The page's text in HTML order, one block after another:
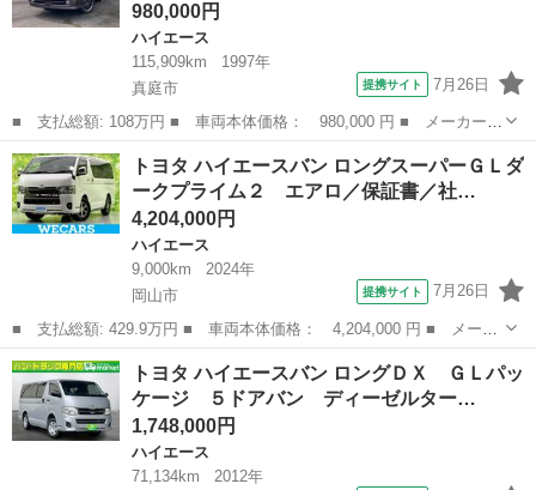
980,000円
ハイエース
115,909km
1997年
真庭市
提携サイト 7月26日
■ 支払総額: 108万円 ■ 車両本体価格： 980,000 円 ■ メーカー
名： トヨタ ■ 車種名： ハイエースワゴン ■ グレード名： ス
ーパーカスタムＧ ＥＴＣ スライドドア サンルーフ ３列シー
ト フルフラット...
岡山 真庭市 ハイエース
トヨタ ハイエースバン ロングスーパーＧＬダ
ークプライム２ エアロ／保証書／社…
4,204,000円
ハイエース
9,000km
2024年
岡山市
提携サイト 7月26日
■ 支払総額: 429.9万円 ■ 車両本体価格： 4,204,000 円 ■ メーカ
ー名： トヨタ ■ 車種名： ハイエースバン ■ グレード名： ロ
ングスーパーＧＬダークプライム２ エアロ／保証書／社外 １１イ
ンチ Ｓ...
岡山 岡山市 ハイエース
トヨタ ハイエースバン ロングＤＸ ＧＬパッ
ケージ ５ドアバン ディーゼルター…
1,748,000円
ハイエース
71,134km
2012年